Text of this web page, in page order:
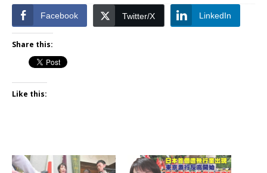
Facebook Twitter/X LinkedIn
Share this:
Like this: